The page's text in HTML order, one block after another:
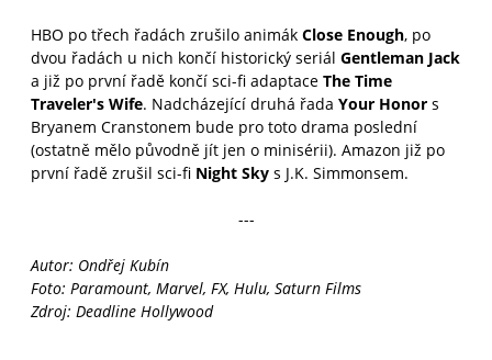
HBO po třech řadách zrušilo animák Close Enough, po
dvou řadách u nich končí historický seriál Gentleman Jack
a již po první řadě končí sci-fi adaptace The Time
Traveler's Wife. Nadcházející druhá řada Your Honor s
Bryanem Cranstonem bude pro toto drama poslední
(ostatně mělo původně jít jen o minisérii). Amazon již po
první řadě zrušil sci-fi Night Sky s J.K. Simmonsem.
---
Autor: Ondřej Kubín
Foto: Paramount, Marvel, FX, Hulu, Saturn Films
Zdroj: Deadline Hollywood